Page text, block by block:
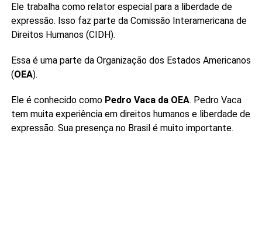
Ele trabalha como relator especial para a liberdade de
expressão. Isso faz parte da Comissão Interamericana de
Direitos Humanos (CIDH).
Essa é uma parte da Organização dos Estados Americanos
(OEA).
Ele é conhecido como Pedro Vaca da OEA. Pedro Vaca
tem muita experiência em direitos humanos e liberdade de
expressão. Sua presença no Brasil é muito importante.